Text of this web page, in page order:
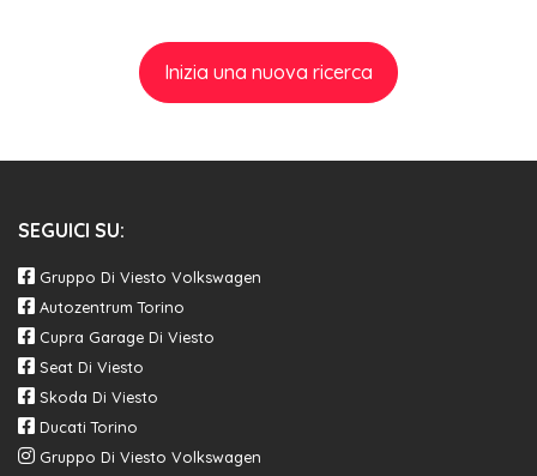
Inizia una nuova ricerca
SEGUICI SU:
Gruppo Di Viesto Volkswagen
Autozentrum Torino
Cupra Garage Di Viesto
Seat Di Viesto
Skoda Di Viesto
Ducati Torino
Gruppo Di Viesto Volkswagen